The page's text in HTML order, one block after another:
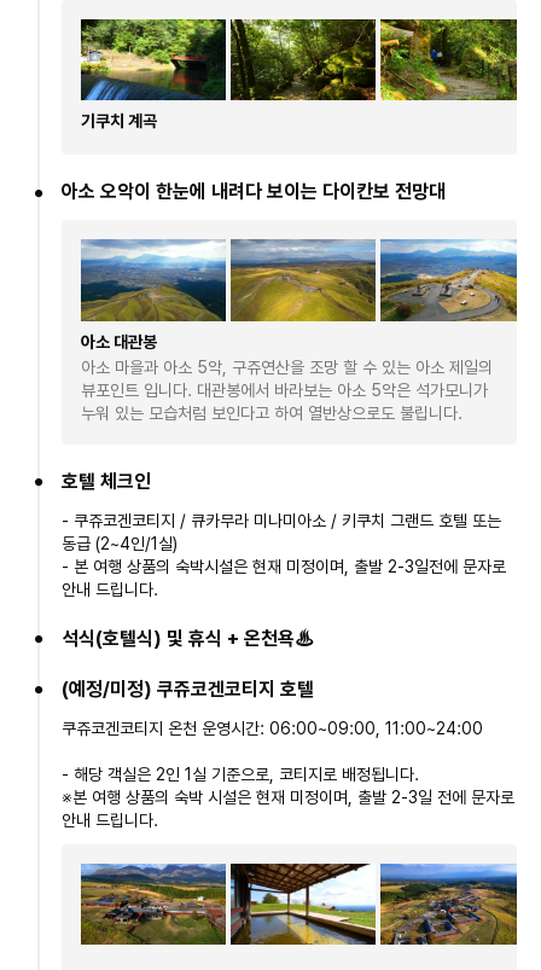
기쿠치 계곡
아소 오악이 한눈에 내려다 보이는 다이칸보 전망대
아소 대관봉
아소 마을과 아소 5악, 구쥬연산을 조망 할 수 있는 아소 제일의
뷰포인트 입니다. 대관봉에서 바라보는 아소 5악은 석가모니가
누워 있는 모습처럼 보인다고 하여 열반상으로도 불립니다.
호텔 체크인
- 쿠쥬코겐코티지 / 큐카무라 미나미아소 / 키쿠치 그랜드 호텔 또는
동급 (2~4인/1실)
- 본 여행 상품의 숙박시설은 현재 미정이며, 출발 2-3일전에 문자로
안내 드립니다.
석식(호텔식) 및 휴식 + 온천욕♨
(예정/미정) 쿠쥬코겐코티지 호텔
쿠쥬코겐코티지 온천 운영시간: 06:00~09:00, 11:00~24:00
- 해당 객실은 2인 1실 기준으로, 코티지로 배정됩니다.
※본 여행 상품의 숙박 시설은 현재 미정이며, 출발 2-3일 전에 문자로
안내 드립니다.